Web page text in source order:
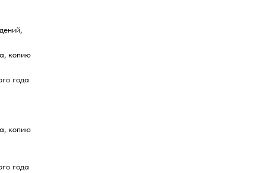
копию
года
копию
года